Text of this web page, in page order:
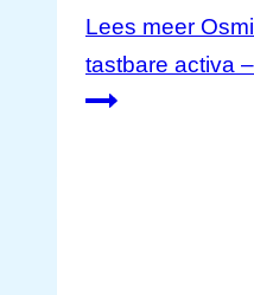
Lees meer
tastbare activa